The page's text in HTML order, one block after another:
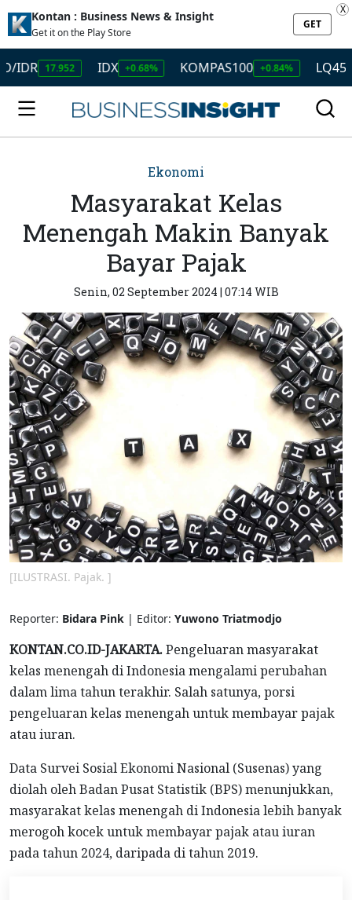
Kontan : Business News & Insight
Get it on the Play Store
GET
X
17.952 IDX +0.68% KOMPAS100 +0.84% LQ45 +0.96%
Ekonomi
Masyarakat Kelas
Menengah Makin Banyak
Bayar Pajak
Senin, 02 September 2024 | 07:14 WIB
[ILUSTRASI. Pajak. ]
Reporter: Bidara Pink | Editor: Yuwono Triatmodjo
KONTAN.CO.ID-JAKARTA.Pengeluaran masyarakat
kelas menengah di Indonesia mengalami perubahan
dalam lima tahun terakhir. Salah satunya, porsi
pengeluaran kelas menengah untuk membayar pajak
atau iuran.
Data Survei Sosial Ekonomi Nasional (Susenas) yang
diolah oleh Badan Pusat Statistik (BPS) menunjukkan,
masyarakat kelas menengah di Indonesia lebih banyak
merogoh kocek untuk membayar pajak atau iuran
pada tahun 2024, daripada di tahun 2019.